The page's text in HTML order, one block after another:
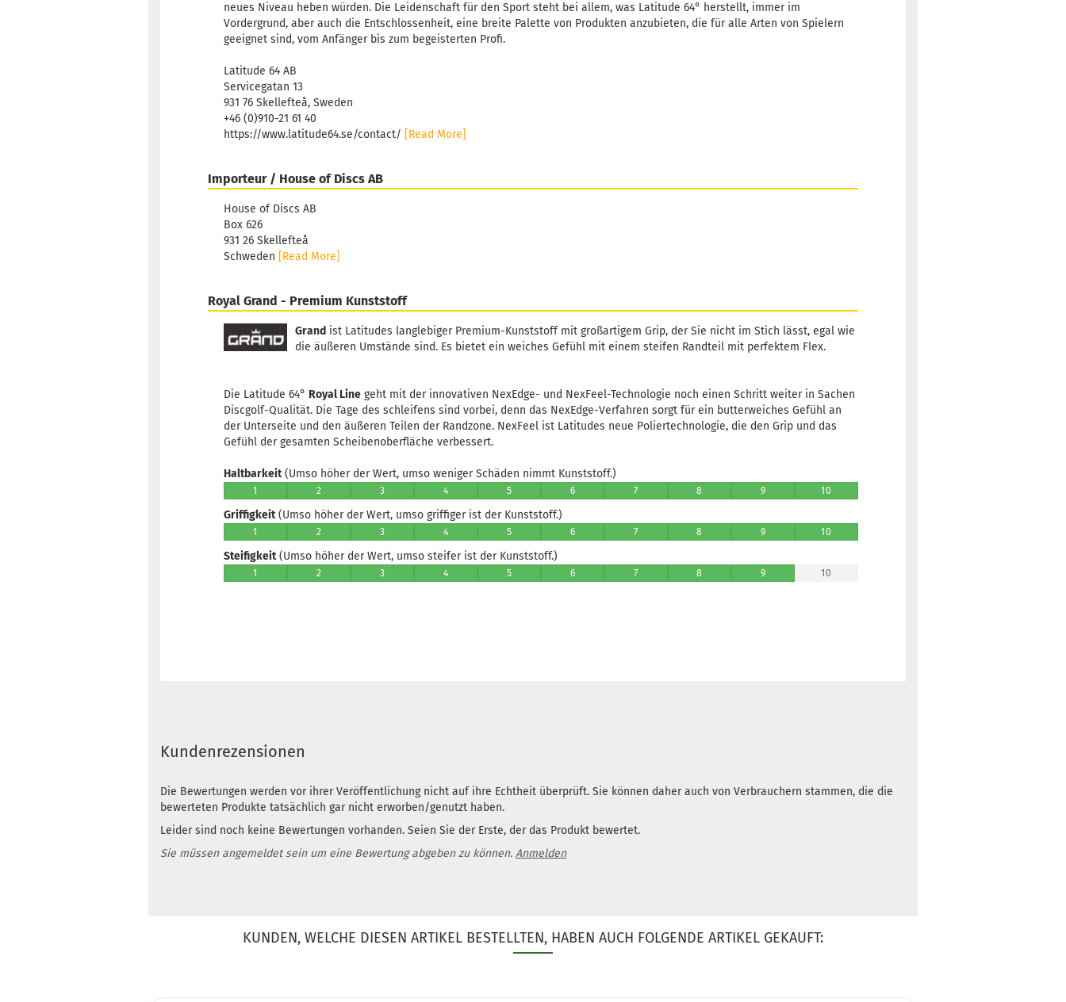
neues Niveau heben würden. Die Leidenschaft für den Sport steht bei allem, was Latitude 64° herstellt, immer im
Vordergrund, aber auch die Entschlossenheit, eine breite Palette von Produkten anzubieten, die für alle Arten von Spielern
geeignet sind, vom Anfänger bis zum begeisterten Profi.
Latitude 64 AB
Servicegatan 13
931 76 Skellefteå, Sweden
+46 (0)910-21 61 40
https://www.latitude64.se/contact/ [Read More]
Importeur / House of Discs AB
House of Discs AB
Box 626
931 26 Skellefteå
Schweden [Read More]
Royal Grand - Premium Kunststoff
Grand ist Latitudes langlebiger Premium-Kunststoff mit großartigem Grip, der Sie nicht im Stich lässt, egal wie
die äußeren Umstände sind. Es bietet ein weiches Gefühl mit einem steifen Randteil mit perfektem Flex.
Die Latitude 64° Royal Line geht mit der innovativen NexEdge- und NexFeel-Technologie noch einen Schritt weiter in Sachen
Discgolf-Qualität. Die Tage des schleifens sind vorbei, denn das NexEdge-Verfahren sorgt für ein butterweiches Gefühl an
der Unterseite und den äußeren Teilen der Randzone. NexFeel ist Latitudes neue Poliertechnologie, die den Grip und das
Gefühl der gesamten Scheibenoberfläche verbessert.
Haltbarkeit(Umso höher der Wert, umso weniger Schäden nimmt Kunststoff.)
1 2 3 4 5 6 7 8 9 10
Griffigkeit(Umso höher der Wert, umso griffiger ist der Kunststoff.)
1 2 3 4 5 6 7 8 9 10
Steifigkeit(Umso höher der Wert, umso steifer ist der Kunststoff.)
1 2 3 4 5 6 7 8 9 10
Kundenrezensionen
Die Bewertungen werden vor ihrer Veröffentlichung nicht auf ihre Echtheit überprüft. Sie können daher auch von Verbrauchern stammen, die die
bewerteten Produkte tatsächlich gar nicht erworben/genutzt haben.
Leider sind noch keine Bewertungen vorhanden. Seien Sie der Erste, der das Produkt bewertet.
Sie müssen angemeldet sein um eine Bewertung abgeben zu können. Anmelden
KUNDEN, WELCHE DIESEN ARTIKEL BESTELLTEN, HABEN AUCH FOLGENDE ARTIKEL GEKAUFT: